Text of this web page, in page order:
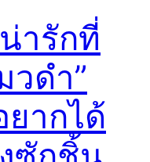
ารักที่
วดำ”
ากได้